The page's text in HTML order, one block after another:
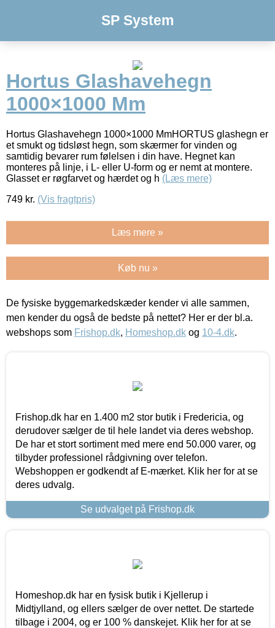
SP System
Hortus Glashavehegn
1000×1000 Mm
Hortus Glashavehegn 1000×1000 MmHORTUS glashegn er
et smukt og tidsløst hegn, som skærmer for vinden og
samtidig bevarer rum følelsen i din have. Hegnet kan
monteres på linje, i L- eller U-form og er nemt at montere.
Glasset er røgfarvet og hærdet og h (Læs mere)
749 kr. (Vis fragtpris)
Læs mere »
Køb nu »
De fysiske byggemarkedskæder kender vi alle sammen,
men kender du også de bedste på nettet? Her er der bl.a.
webshops som Frishop.dk, Homeshop.dk og 10-4.dk.
Frishop.dk har en 1.400 m2 stor butik i Fredericia, og
derudover sælger de til hele landet via deres webshop.
De har et stort sortiment med mere end 50.000 varer, og
tilbyder professionel rådgivning over telefon.
Webshoppen er godkendt af E-mærket. Klik her for at se
deres udvalg.
Se udvalget på Frishop.dk
Homeshop.dk har en fysisk butik i Kjellerup i
Midtjylland, og ellers sælger de over nettet. De startede
tilbage i 2004, og er 100 % danskejet. Klik her for at se